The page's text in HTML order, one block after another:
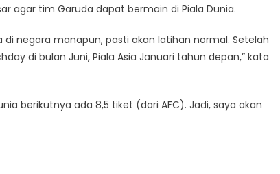
agar tim Garuda dapat bermain di Piala Dunia.
negara manapun, pasti akan latihan normal. Setelah
di bulan Juni, Piala Asia Januari tahun depan,” kata
berikutnya ada 8,5 tiket (dari AFC). Jadi, saya akan